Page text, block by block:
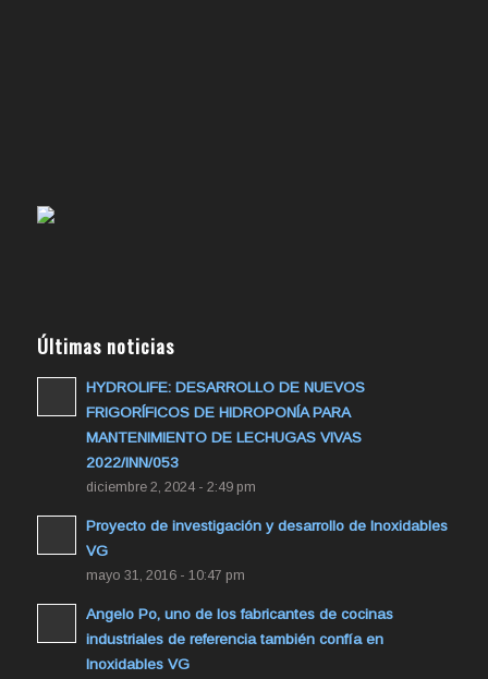
Últimas noticias
HYDROLIFE: DESARROLLO DE NUEVOS
FRIGORÍFICOS DE HIDROPONÍA PARA
MANTENIMIENTO DE LECHUGAS VIVAS
2022/INN/053
diciembre 2, 2024 - 2:49 pm
Proyecto de investigación y desarrollo de Inoxidables
VG
mayo 31, 2016 - 10:47 pm
Angelo Po, uno de los fabricantes de cocinas
industriales de referencia también confía en
Inoxidables VG